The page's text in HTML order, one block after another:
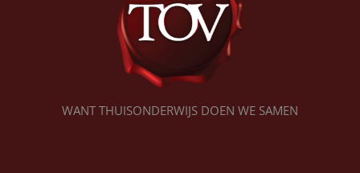
WANT THUISONDERWIJS DOEN WE SAMEN